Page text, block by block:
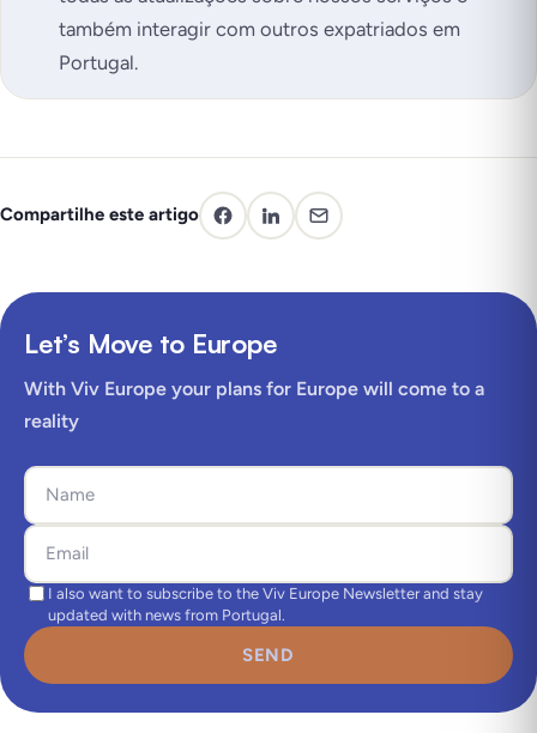
também interagir com outros expatriados em
Portugal.
Compartilhe este artigo
Let’s Move to Europe
With Viv Europe your plans for Europe will come to a
reality
I also want to subscribe to the Viv Europe Newsletter and stay
updated with news from Portugal.
SEND